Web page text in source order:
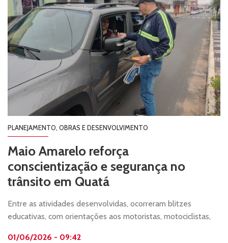
PLANEJAMENTO, OBRAS E DESENVOLVIMENTO
Maio Amarelo reforça
conscientização e segurança no
trânsito em Quatá
Entre as atividades desenvolvidas, ocorreram blitzes
educativas, com orientações aos motoristas, motociclistas,
01/06/2026 - 09:42